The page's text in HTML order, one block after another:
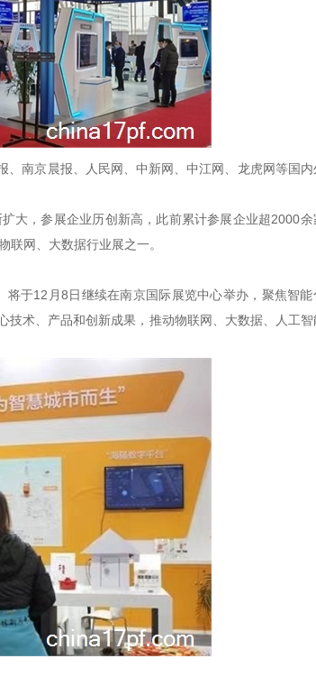
、南京晨报、人民网、中新网、中江网、龙虎网等国内
大，参展企业历创新高，此前累计参展企业超2000余
联网、大数据行业展之一。
将于12 月8日继续在南京国际展览中心举办，聚焦智能
技术、产品和创新成果，推动物联网、大数据、人工智